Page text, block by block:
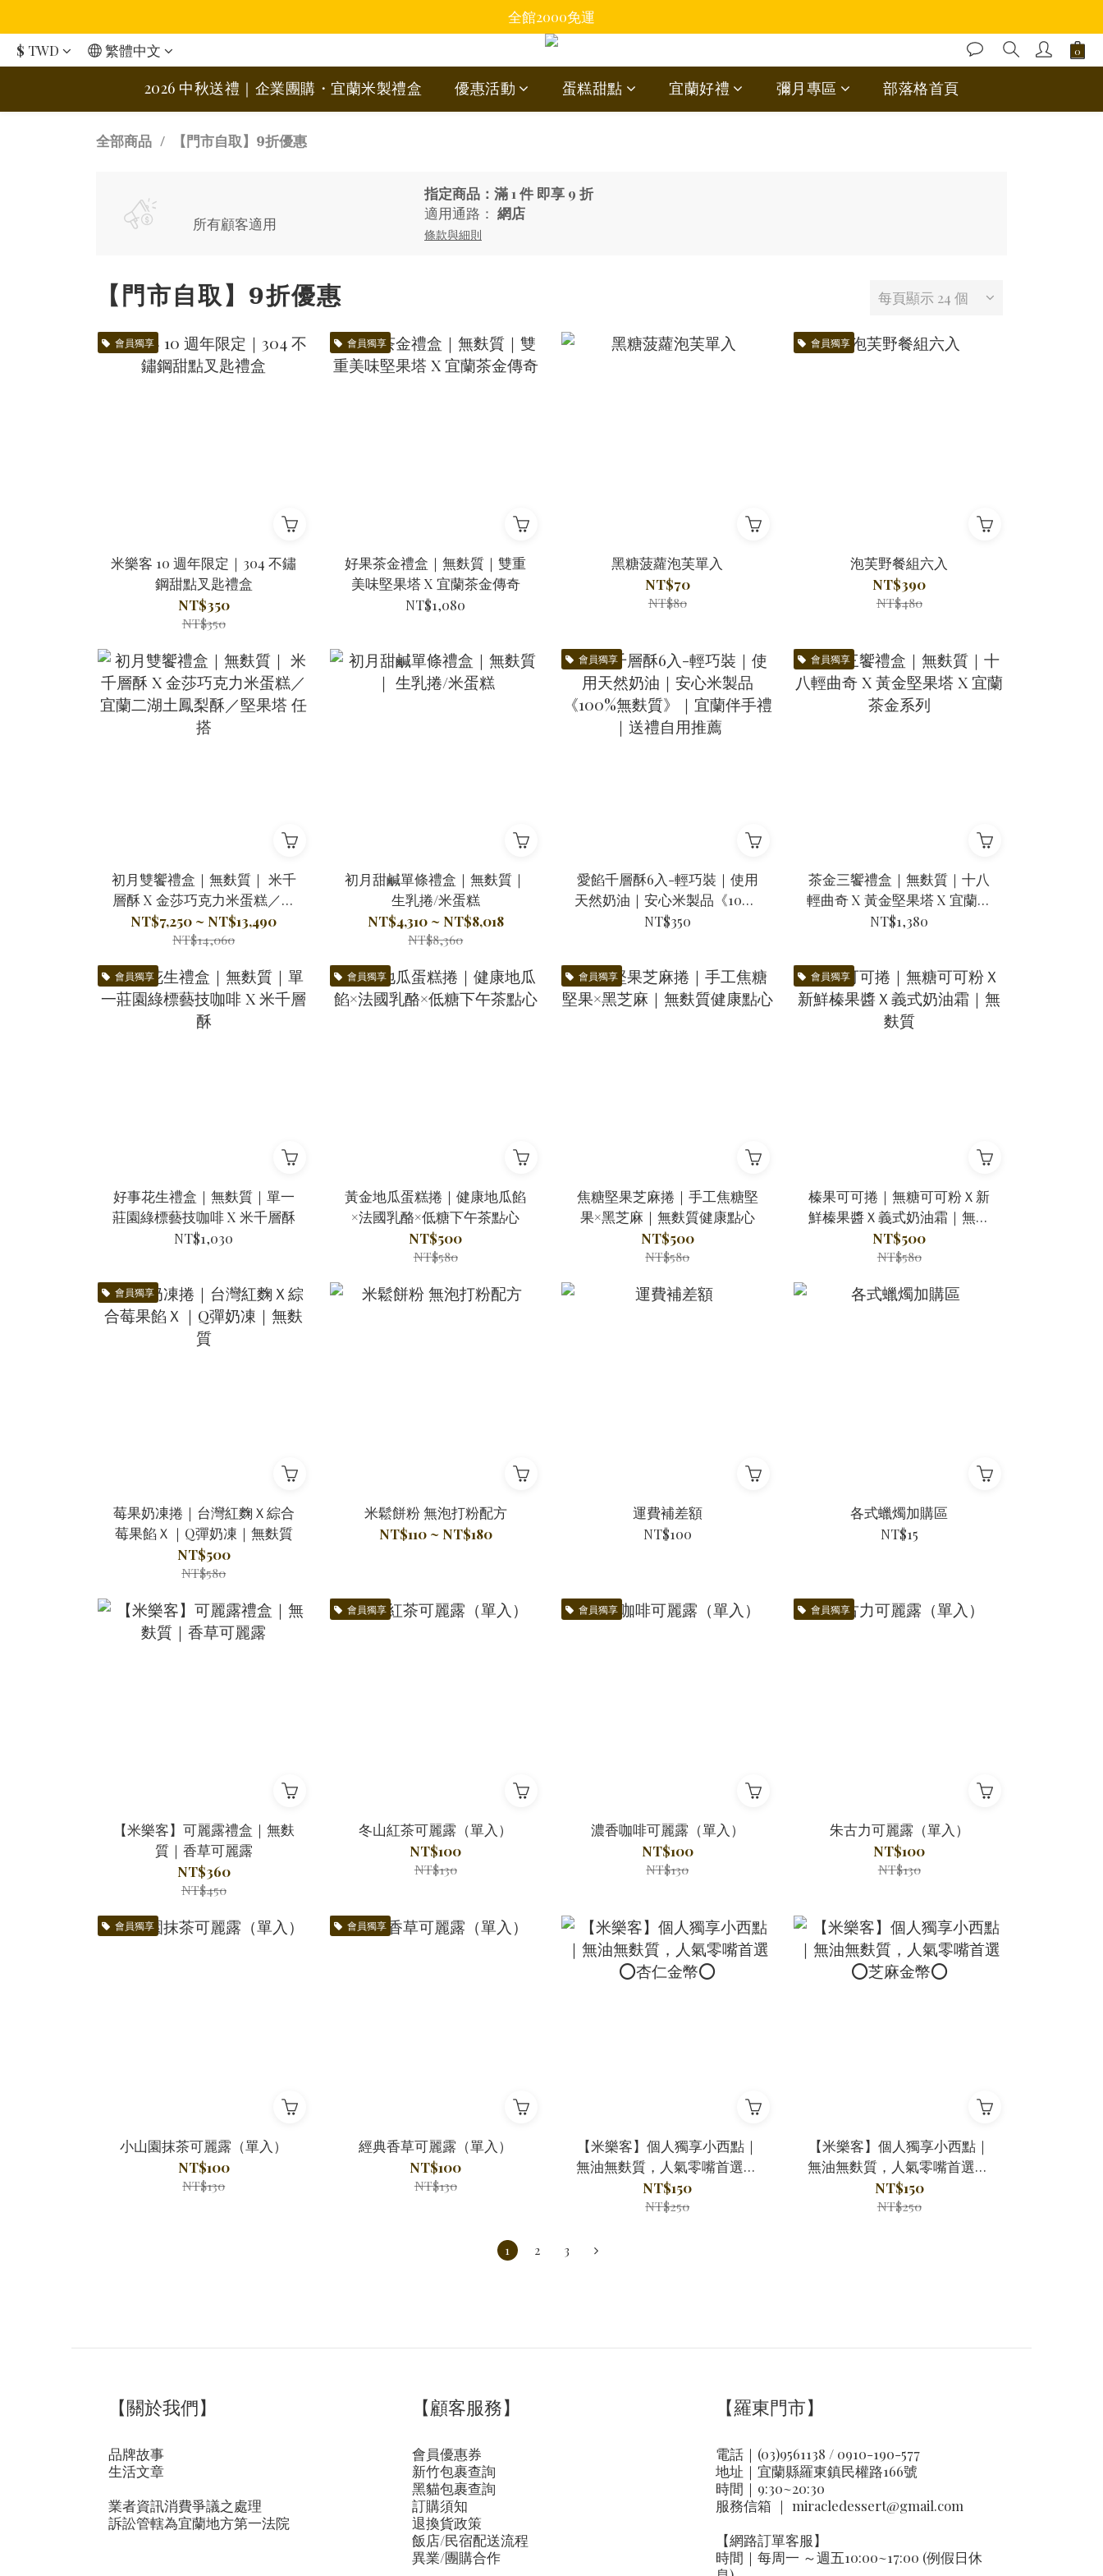
全館2000免運
$ TWD 繁體中文
2026 中秋送禮｜企業團購・宜蘭米製禮盒 優惠活動 蛋糕甜點 宜蘭好禮 彌月專區 部落格首頁
全部商品 【門市自取】9折優惠
所有顧客適用
指定商品：滿 1 件 即享 9 折
適用通路： 網店
條款與細則
【門市自取】9折優惠 每頁顯示 24 個
會員獨享
米樂客 10 週年限定｜304 不鏽
鋼甜點叉匙禮盒
NT$350
NT$350
會員獨享
好果茶金禮盒｜無麩質｜雙重
美味堅果塔 X 宜蘭茶金傳奇
NT$1,080
黑糖菠蘿泡芙單入
NT$70
NT$80
會員獨享
泡芙野餐組六入
NT$390
NT$480
初月雙饗禮盒｜無麩質｜ 米千
層酥 X 金莎巧克力米蛋糕／宜
蘭二湖土鳳梨酥／堅果塔 任搭
NT$7,250 ~ NT$13,490
NT$14,060
初月甜鹹單條禮盒｜無麩質｜
生乳捲/米蛋糕
NT$4,310 ~ NT$8,018
NT$8,360
會員獨享
愛餡千層酥6入-輕巧裝｜使用
天然奶油｜安心米製品《100%
無麩質》｜宜蘭伴手禮｜送禮
NT$350
會員獨享
茶金三饗禮盒｜無麩質｜十八
輕曲奇 X 黃金堅果塔 X 宜蘭茶
金系列
NT$1,380
會員獨享
好事花生禮盒｜無麩質｜單一
莊園綠標藝技咖啡 X 米千層酥
NT$1,030
會員獨享
黃金地瓜蛋糕捲｜健康地瓜餡
×法國乳酪×低糖下午茶點心
NT$500
NT$580
會員獨享
焦糖堅果芝麻捲｜手工焦糖堅
果×黑芝麻｜無麩質健康點心
NT$500
NT$580
會員獨享
榛果可可捲｜無糖可可粉Ｘ新
鮮榛果醬Ｘ義式奶油霜｜無麩
質
NT$500
NT$580
會員獨享
莓果奶凍捲｜台灣紅麴Ｘ綜合
莓果餡Ｘ｜Q彈奶凍｜無麩質
NT$500
NT$580
米鬆餅粉 無泡打粉配方
NT$110 ~ NT$180
運費補差額
NT$100
各式蠟燭加購區
NT$15
【米樂客】可麗露禮盒｜無麩
質｜香草可麗露
NT$360
NT$450
會員獨享
冬山紅茶可麗露（單入）
NT$100
NT$130
會員獨享
濃香咖啡可麗露（單入）
NT$100
NT$130
會員獨享
朱古力可麗露（單入）
NT$100
NT$130
會員獨享
小山園抹茶可麗露（單入）
NT$100
NT$130
會員獨享
經典香草可麗露（單入）
NT$100
NT$130
【米樂客】個人獨享小西點｜
無油無麩質，人氣零嘴首選⭕
杏仁金幣⭕
NT$150
NT$250
【米樂客】個人獨享小西點｜
無油無麩質，人氣零嘴首選⭕
芝麻金幣⭕
NT$150
NT$250
1 2 3
【關於我們】
品牌故事
生活文章
業者資訊消費爭議之處理
訴訟管轄為宜蘭地方第一法院
【顧客服務】
會員優惠券
新竹包裹查詢
黑貓包裹查詢
訂購須知
退換貨政策
飯店/民宿配送流程
異業/團購合作
【羅東門市】
電話｜(03)9561138 / 0910-190-577
地址｜ 宜蘭縣羅東鎮民權路166號
時間｜9:30~20:30
服務信箱 ｜ miracledessert@gmail.com
【網路訂單客服】
時間｜每周一 ～週五10:00~17:00 (例假日休